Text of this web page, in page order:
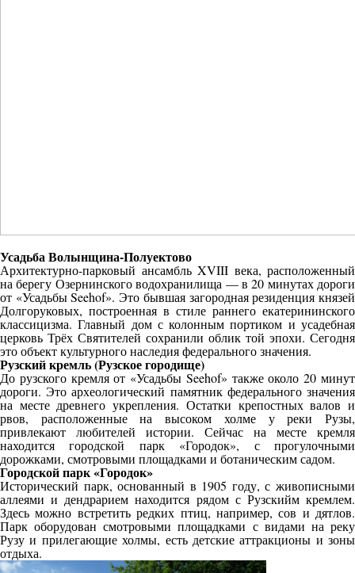
Усадьба Волынщина-Полуектово
Архитектурно-парковый ансамбль XVIII века, расположенный
на берегу Озернинского водохранилища — в 20 минутах дороги
от «Усадьбы Seehof». Это бывшая загородная резиденция князей
Долгоруковых, построенная в стиле раннего екатерининского
классицизма. Главный дом с колонным портиком и усадебная
церковь Трёх Святителей сохранили облик той эпохи. Сегодня
это объект культурного наследия федерального значения.
Рузский кремль (Рузское городище)
До рузского кремля от «Усадьбы Seehof» также около 20 минут
дороги. Это археологический памятник федерального значения
на месте древнего укрепления. Остатки крепостных валов и
рвов, расположенные на высоком холме у реки Рузы,
привлекают любителей истории. Сейчас на месте кремля
находится городской парк «Городок», с прогулочными
дорожками, смотровыми площадками и ботаническим садом.
Городской парк «Городок»
Исторический парк, основанный в 1905 году, с живописными
аллеями и дендрарием находится рядом с Рузскийм кремлем.
Здесь можно встретить редких птиц, например, сов и дятлов.
Парк оборудован смотровыми площадками с видами на реку
Рузу и прилегающие холмы, есть детские аттракционы и зоны
отдыха.